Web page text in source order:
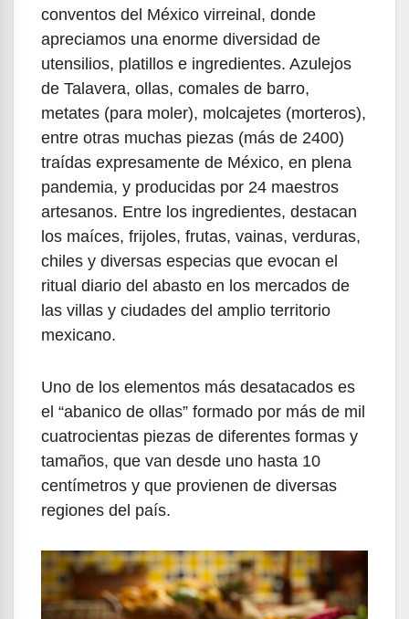
conventos del México virreinal, donde
apreciamos una enorme diversidad de
utensilios, platillos e ingredientes. Azulejos
de Talavera, ollas, comales de barro,
metates (para moler), molcajetes (morteros),
entre otras muchas piezas (más de 2400)
traídas expresamente de México, en plena
pandemia, y producidas por 24 maestros
artesanos. Entre los ingredientes, destacan
los maíces, frijoles, frutas, vainas, verduras,
chiles y diversas especias que evocan el
ritual diario del abasto en los mercados de
las villas y ciudades del amplio territorio
mexicano.
Uno de los elementos más desatacados es
el “abanico de ollas” formado por más de mil
cuatrocientas piezas de diferentes formas y
tamaños, que van desde uno hasta 10
centímetros y que provienen de diversas
regiones del país.